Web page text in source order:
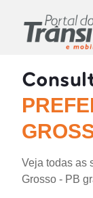
Veja todas as
Grosso - PB